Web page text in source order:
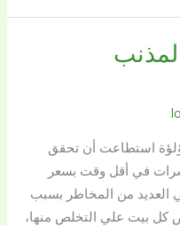
استطاعت أن تحقق
في أقل وقت بسعر
العديد من المخاطر بسبب
كل بيت علي التخلص منها،